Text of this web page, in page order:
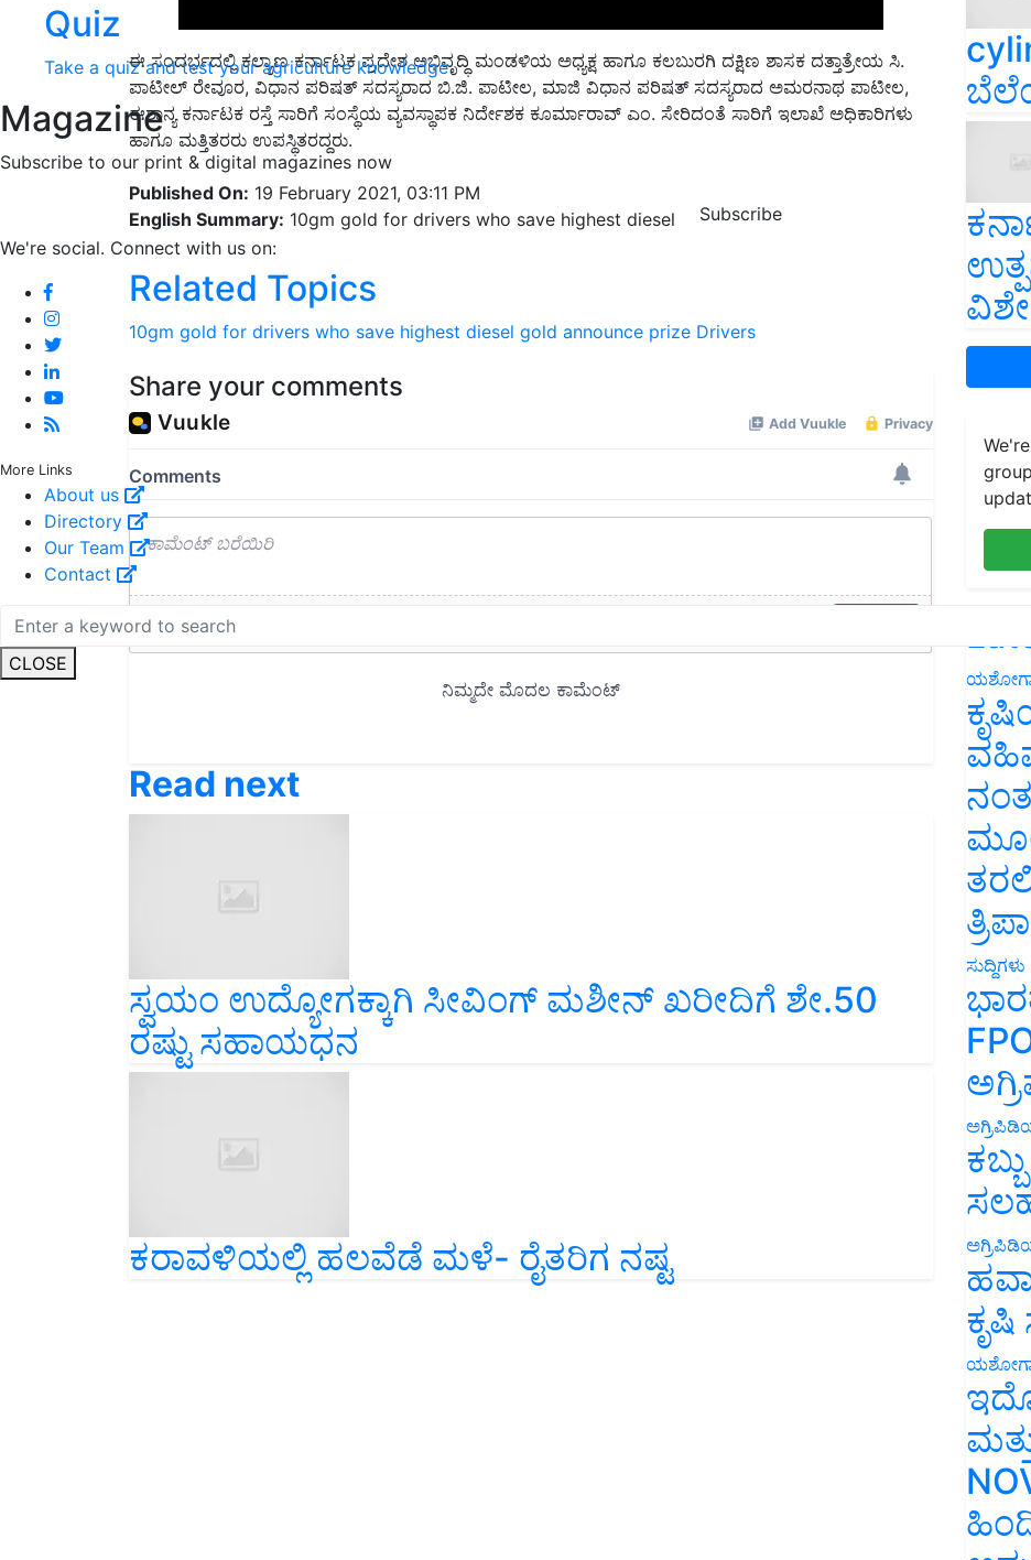
Quiz
Take a quiz and test your agriculture knowledge
Magazine
Subscribe to our print & digital magazines now
Subscribe
We're social. Connect with us on:
More Links
About us
Directory
Our Team
Contact
CLOSE
ಈ ಸಂದರ್ಭದಲ್ಲಿ ಕಲ್ಯಾಣ ಕರ್ನಾಟಕ ಪ್ರದೇಶ ಅಭಿವೃದ್ಧಿ ಮಂಡಳಿಯ ಅಧ್ಯಕ್ಷ ಹಾಗೂ ಕಲಬುರಗಿ ದಕ್ಷಿಣ ಶಾಸಕ ದತ್ತಾತ್ರೇಯ ಸಿ.
ಪಾಟೀಲ್ ರೇವೂರ, ವಿಧಾನ ಪರಿಷತ್ ಸದಸ್ಯರಾದ ಬಿ.ಜಿ. ಪಾಟೀಲ, ಮಾಜಿ ವಿಧಾನ ಪರಿಷತ್ ಸದಸ್ಯರಾದ ಅಮರನಾಥ ಪಾಟೀಲ,
ಈಶಾನ್ಯ ಕರ್ನಾಟಕ ರಸ್ತೆ ಸಾರಿಗೆ ಸಂಸ್ಥೆಯ ವ್ಯವಸ್ಥಾಪಕ ನಿರ್ದೇಶಕ ಕೂರ್ಮಾರಾವ್ ಎಂ. ಸೇರಿದಂತೆ ಸಾರಿಗೆ ಇಲಾಖೆ ಅಧಿಕಾರಿಗಳು
ಹಾಗೂ ಮತ್ತಿತರರು ಉಪಸ್ಥಿತರದ್ದರು.
Published On: 19 February 2021, 03:11 PM
English Summary: 10gm gold for drivers who save highest diesel
Related Topics
10gm gold for drivers who save highest diesel gold announce prize Drivers
Share your comments
Read next
ಸ್ವಯಂ ಉದ್ಯೋಗಕ್ಕಾಗಿ ಸೀವಿಂಗ್ ಮಶೀನ್ ಖರೀದಿಗೆ ಶೇ.50
ರಷ್ಟು ಸಹಾಯಧನ
ಕರಾವಳಿಯಲ್ಲಿ ಹಲವೆಡೆ ಮಳೆ- ರೈತರಿಗ ನಷ್ಟ
ಸುದ್ದಿಗಳು